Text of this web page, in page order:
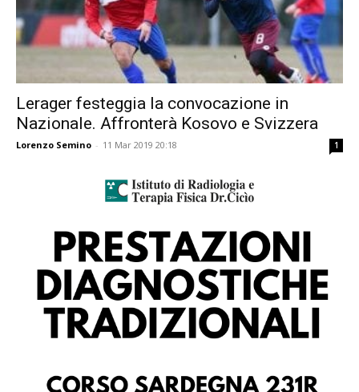
Lerager festeggia la convocazione in
Nazionale. Affronterà Kosovo e Svizzera
Lorenzo Semino - 11 Mar 2019 20:18 1